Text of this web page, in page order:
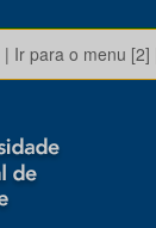
| Ir para o menu [2]